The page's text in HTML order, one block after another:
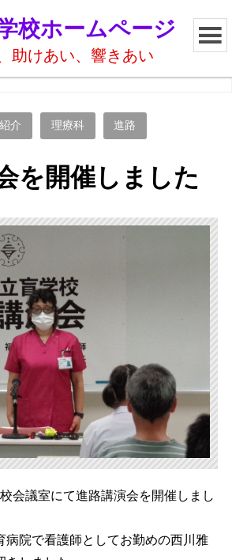
校ホームページ
助けあい、響きあい
介 理療科 進路
を開催しました
会議室にて進路講演会を開催しまし
病院で看護師としてお勤めの西川雅